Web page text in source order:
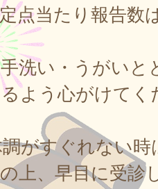
点当たり報告数
洗い・うがいと
よう心がけてく
がすぐれない時
上、早目に受診